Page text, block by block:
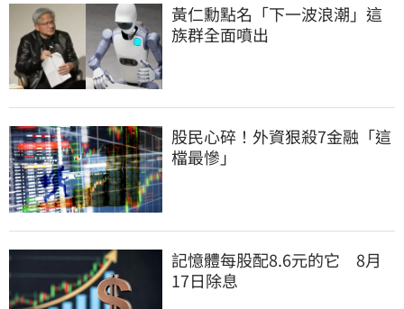
黃仁勳點名「下一波浪潮」這
族群全面噴出
股民心碎！外資狠殺7金融「這
檔最慘」
記憶體每股配8.6元的它　8月
17日除息